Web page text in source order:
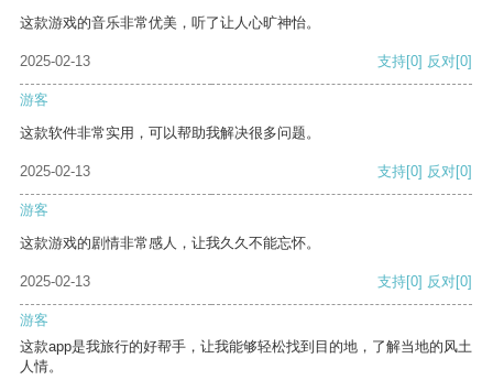
这款游戏的音乐非常优美，听了让人心旷神怡。
2025-02-13 支持[0] 反对[0]
游客
这款软件非常实用，可以帮助我解决很多问题。
2025-02-13 支持[0] 反对[0]
游客
这款游戏的剧情非常感人，让我久久不能忘怀。
2025-02-13 支持[0] 反对[0]
游客
这款app是我旅行的好帮手，让我能够轻松找到目的地，了解当地的风土
人情。